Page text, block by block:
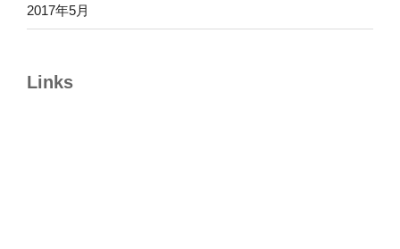
2017年5月
Links